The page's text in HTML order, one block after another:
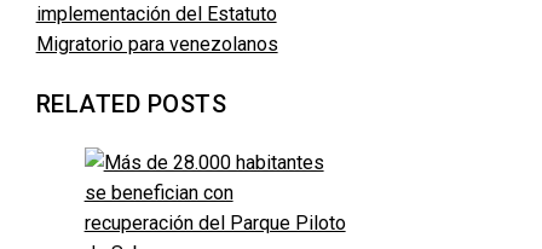
implementación del Estatuto
Migratorio para venezolanos
RELATED POSTS